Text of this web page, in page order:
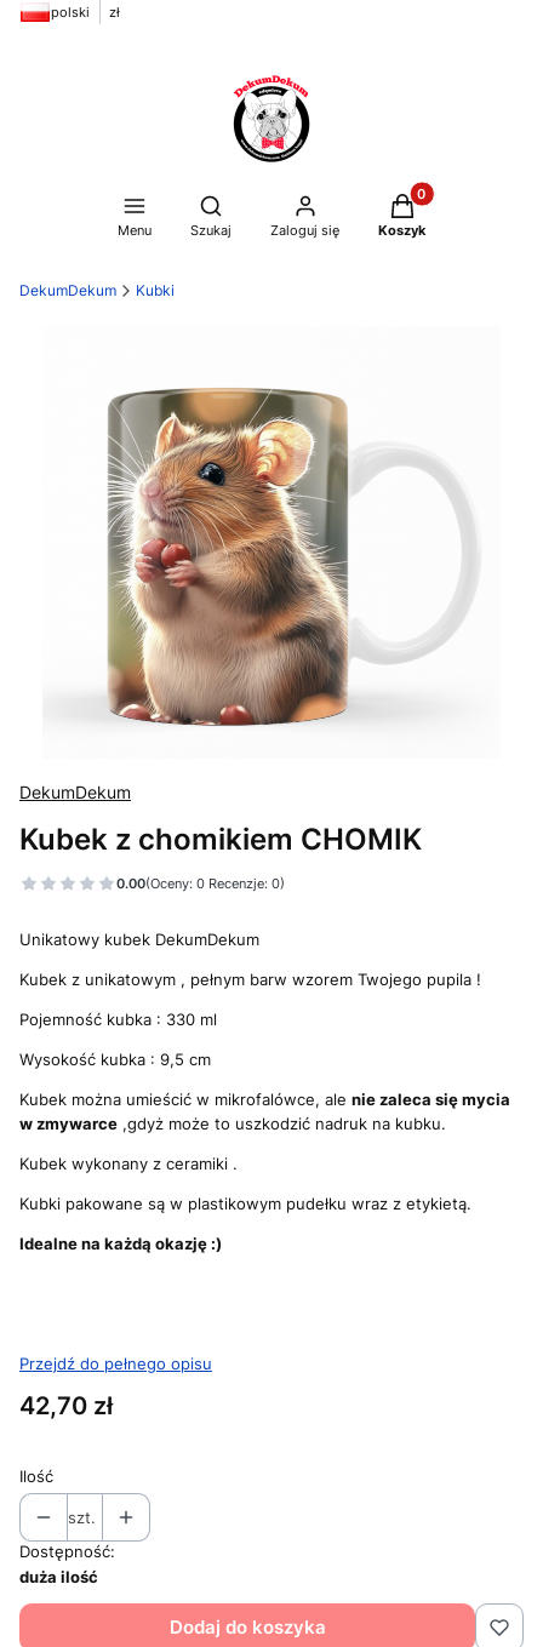
polski zł
Menu
Otwórz wyszukiwarkę
Szukaj Zaloguj się
Produkty w
Koszyk
DekumDekum Kubki
DekumDekum
Kubek z chomikiem CHOMIK
0.00(Oceny: 0 Recenzje: 0)
Unikatowy kubek DekumDekum
Kubek z unikatowym , pełnym barw wzorem Twojego pupila !
Pojemność kubka : 330 ml
Wysokość kubka : 9,5 cm
Kubek można umieścić w mikrofalówce, ale nie zaleca się mycia
w zmywarce ,gdyż może to uszkodzić nadruk na kubku.
Kubek wykonany z ceramiki .
Kubki pakowane są w plastikowym pudełku wraz z etykietą.
Idealne na każdą okazję :)
Przejdź do pełnego opisu
Cena
42,70 zł
Ilość
szt.
Dostępność:
duża ilość
Dodaj do koszyka